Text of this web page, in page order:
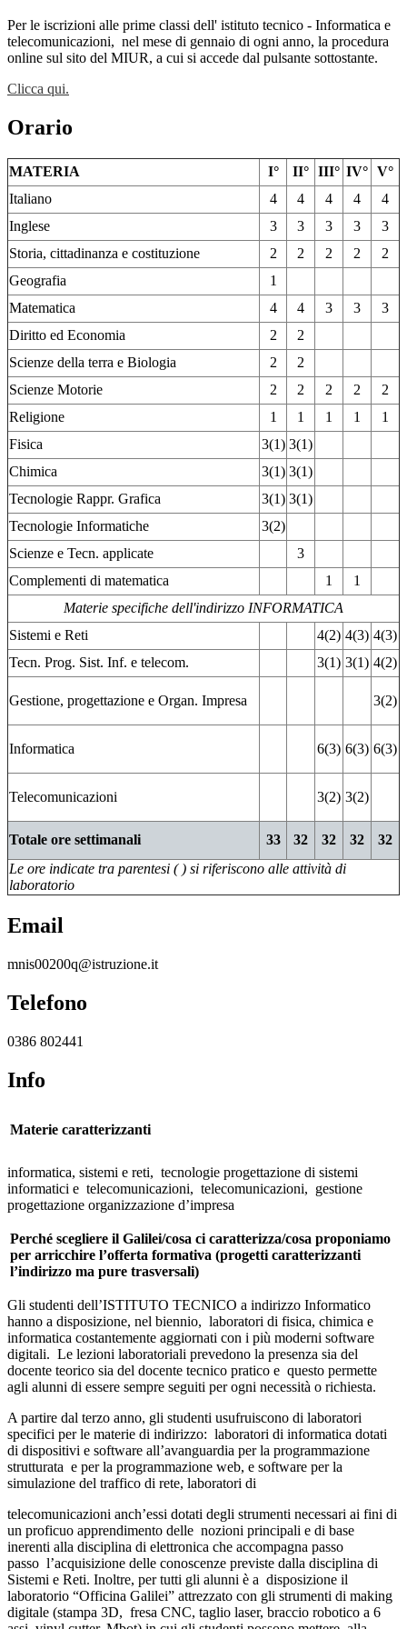
Per le iscrizioni alle prime classi dell' istituto tecnico - Informatica e
telecomunicazioni, nel mese di gennaio di ogni anno, la procedura
online sul sito del MIUR, a cui si accede dal pulsante sottostante.
Clicca qui.
Orario
MATERIA I° II° III° IV° V°
Italiano
4 4 4 4
4
Inglese
3 3 3 3
3
Storia, cittadinanza e costituzione
2 2 2 2
2
Geografia
1
Matematica
4 4 3 3
3
Diritto ed Economia
2
2
Scienze della terra e Biologia
2
2
Scienze Motorie
2 2 2 2
2
Religione
1 1 1 1
1
Fisica
3(1) 3(1)
Chimica
3(1) 3(1)
Tecnologie Rappr. Grafica
3(1) 3(1)
Tecnologie Informatiche
3(2)
Scienze e Tecn. applicate
3
Complementi di matematica
1
1
Materie specifiche dell'indirizzo INFORMATICA
Sistemi e Reti
4(2) 4(3) 4(3)
Tecn. Prog. Sist. Inf. e telecom.
3(1) 3(1) 4(2)
Gestione, progettazione e Organ. Impresa 3(2)
Informatica 6(3) 6(3) 6(3)
Telecomunicazioni 3(2) 3(2)
Totale ore settimanali 33 32 32 32
32
Le ore indicate tra parentesi ( ) si riferiscono alle attività di
laboratorio
Email
mnis00200q@istruzione.it
Telefono
0386 802441
Info
Materie caratterizzanti
informatica, sistemi e reti, tecnologie progettazione di sistemi
informatici e telecomunicazioni, telecomunicazioni, gestione
progettazione organizzazione d’impresa
Perché scegliere il Galilei/cosa ci caratterizza/cosa proponiamo
per arricchire l’offerta formativa (progetti caratterizzanti
l’indirizzo ma pure trasversali)
Gli studenti dell’ISTITUTO TECNICO a indirizzo Informatico
hanno a disposizione, nel biennio, laboratori di fisica, chimica e
informatica costantemente aggiornati con i più moderni software
digitali. Le lezioni laboratoriali prevedono la presenza sia del
docente teorico sia del docente tecnico pratico e questo permette
agli alunni di essere sempre seguiti per ogni necessità o richiesta.
A partire dal terzo anno, gli studenti usufruiscono di laboratori
specifici per le materie di indirizzo: laboratori di informatica dotati
di dispositivi e software all’avanguardia per la programmazione
strutturata e per la programmazione web, e software per la
simulazione del traffico di rete, laboratori di
telecomunicazioni anch’essi dotati degli strumenti necessari ai fini di
un proficuo apprendimento delle nozioni principali e di base
inerenti alla disciplina di elettronica che accompagna passo
passo l’acquisizione delle conoscenze previste dalla disciplina di
Sistemi e Reti. Inoltre, per tutti gli alunni è a disposizione il
laboratorio “Officina Galilei” attrezzato con gli strumenti di making
digitale (stampa 3D, fresa CNC, taglio laser, braccio robotico a 6